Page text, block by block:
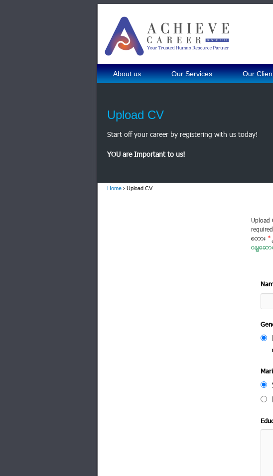
About us Our Services Our
Upload CV
Start off your career by registering with us today!
YOU are Important to us!
Home› Upload CV
Upload
စတား *
ဝန်ဆေ